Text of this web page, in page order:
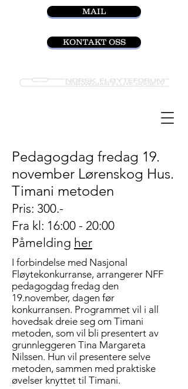
MAIL
KONTAKT OSS
Pedagogdag fredag 19.
november Lørenskog Hus.
Timani metoden
Pris: 300.-
Fra kl: 16:00 - 20:00
Påmelding her
I forbindelse med Nasjonal
Fløytekonkurranse, arrangerer NFF
pedagogdag fredag den
19.november, dagen før
konkurransen. Programmet vil i all
hovedsak dreie seg om Timani
metoden, som vil bli presentert av
grunnleggeren Tina Margareta
Nilssen. Hun vil presentere selve
metoden, sammen med praktiske
øvelser knyttet til Timani.